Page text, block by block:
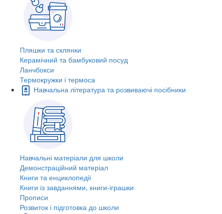
Пляшки та склянки
Керамічний та бамбуковий посуд
Ланчбокси
Термокружки і термоса
Навчальна література та розвиваючі посібники
Навчальні матеріали для школи
Демонстраційний матеріал
Книги та енциклопедії
Книги із завданнями, книги-іграшки
Прописи
Розвиток і підготовка до школи